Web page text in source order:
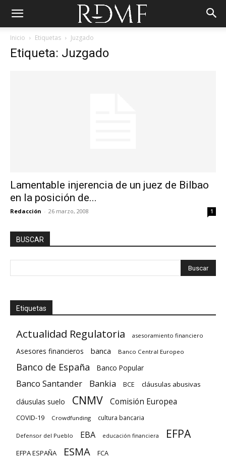
Inicio Etiquetas Juzgado
Etiqueta: Juzgado
Lamentable injerencia de un juez de Bilbao
en la posición de...
Redacción - 26 marzo, 2008 1
BUSCAR
Etiquetas
Actualidad Regulatoria asesoramiento financiero
Asesores financieros banca Banco Central Europeo
Banco de España Banco Popular
Banco Santander Bankia BCE cláusulas abusivas
cláusulas suelo CNMV Comisión Europea
COVID-19 Crowdfunding cultura bancaria
Defensor del Pueblo EBA educación financiera EFPA
EFPA ESPAÑA ESMA FCA